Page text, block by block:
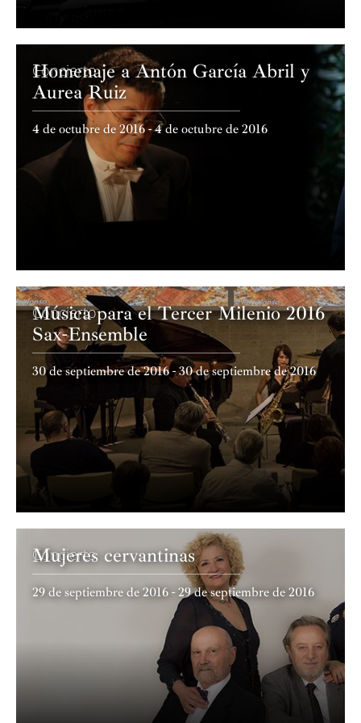
Concierto
Homenaje a Antón García Abril y
Aurea Ruiz
4 de octubre de 2016 - 4 de octubre de 2016
Concierto
Música para el Tercer Milenio 2016
Sax-Ensemble
30 de septiembre de 2016 - 30 de septiembre de 2016
Concierto
Mujeres cervantinas
29 de septiembre de 2016 - 29 de septiembre de 2016